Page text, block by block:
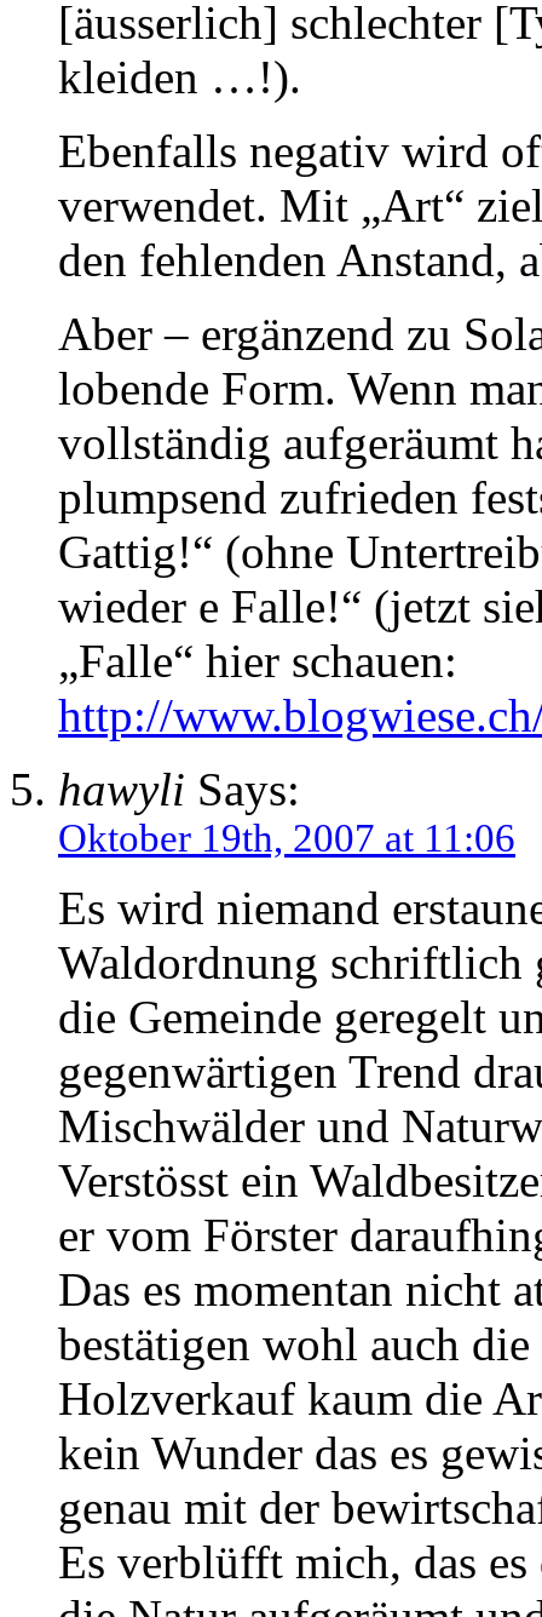
[äusserlich] schlechter
kleiden …!).
Ebenfalls negativ wird
verwendet. Mit „Art“
den fehlenden Anstand,
Aber – ergänzend zu
lobende Form. Wenn
vollständig aufgeräumt
plumpsend zufrieden
Gattig!“ (ohne
wieder e Falle!“ (jetzt
„Falle“ hier schauen:
http://
hawyli Says:
Oktober 19th, 2007 at 11:06
Es wird niemand
Waldordnung schriftlich
die Gemeinde geregelt
gegenwärtigen Trend
Mischwälder und
Verstösst ein
er vom Förster
Das es momentan nicht
bestätigen wohl auch
Holzverkauf kaum die
kein Wunder das es
genau mit der
Es verblüfft mich, das